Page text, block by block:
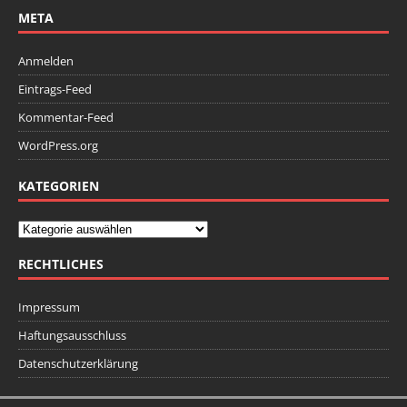
META
Anmelden
Eintrags-Feed
Kommentar-Feed
WordPress.org
KATEGORIEN
RECHTLICHES
Impressum
Haftungsausschluss
Datenschutzerklärung